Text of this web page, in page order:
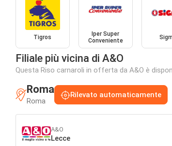
Tigros
Iper Super
Conveniente
Filiale più vicina di A&O
Questa Riso carnaroli in offerta da A&O è
Roma
Roma
Rilevato automaticamente
A&O
Lecce